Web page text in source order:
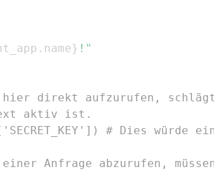
. name} !"
hier direkt aufzurufen,
aktiv ist.
# Dies würde
Anfrage abzurufen,